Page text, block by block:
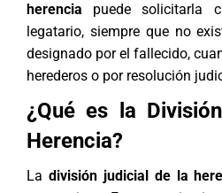
herencia puede solicitarla
legatario, siempre que no
designado por el fallecido,
herederos o por resolución
¿Qué es la
Herencia?
La división judicial de la